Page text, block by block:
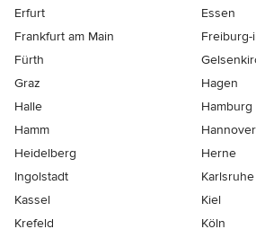
Erfurt
Essen
Frankfurt am Main
Freiburg-
Fürth
Graz
Hagen
Halle
Hamburg
Hamm
Hannover
Heidelberg
Herne
Ingolstadt
Karlsruhe
Kassel
Kiel
Krefeld
Köln